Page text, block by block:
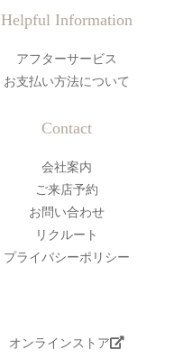
Helpful Information
アフターサービス
お支払い方法について
Contact
会社案内
ご来店予約
お問い合わせ
リクルート
プライバシーポリシー
オンラインストア